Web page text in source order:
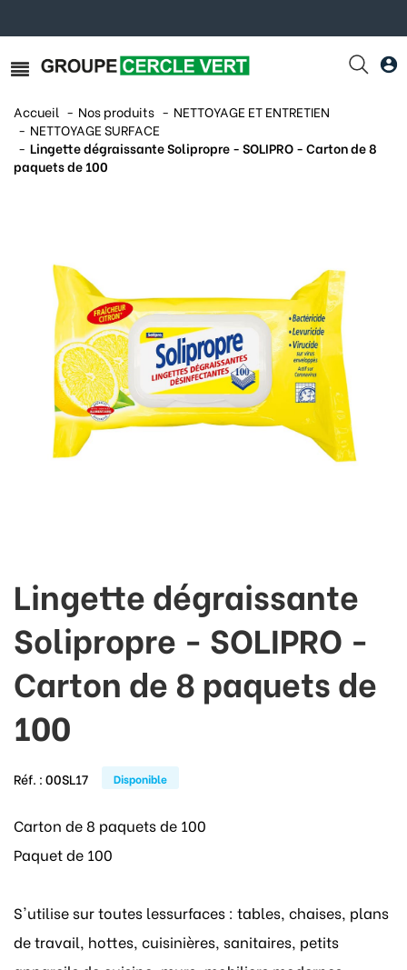
Accueil Nos produits
NETTOYAGE ET ENTRETIEN
NETTOYAGE SURFACE
Lingette dégraissante Solipropre - SOLIPRO - Carton de 8
paquets de 100
Lingette dégraissante
Solipropre - SOLIPRO -
Carton de 8 paquets de
100
Réf. :00SL17 Disponible
Carton de 8 paquets de 100
Paquet de 100
S'utilise sur toutes lessurfaces : tables, chaises, plans
de travail, hottes, cuisinières, sanitaires, petits